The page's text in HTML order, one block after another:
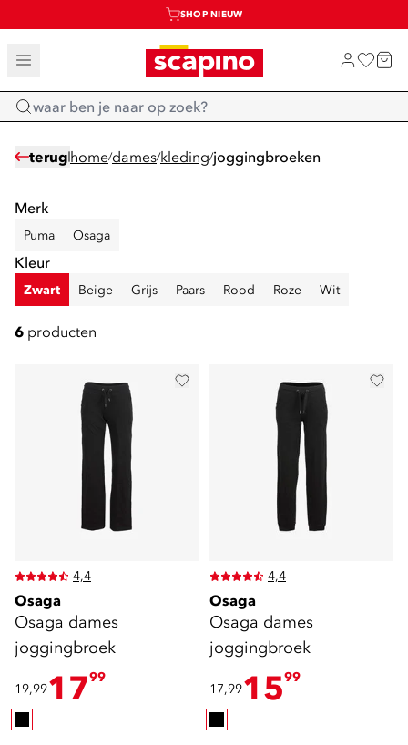
TOT 70% KORTING OP SALE
SALE: LAATSTE KANS!
SHOP NIEUW
Home
terug home/dames/kleding/joggingbroeken
Merk
Puma Osaga
Kleur
Zwart Beige Grijs Paars Rood Roze Wit
6 producten
4,4
Osaga
Osaga dames
joggingbroek
19,991799
4,4
Osaga
Osaga dames
joggingbroek
17,991599